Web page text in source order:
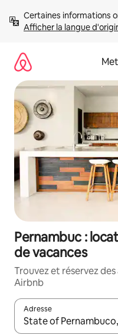
directement
Afficher la langue
Pernambuc :
de vacances
Trouvez et réservez
Airbnb
Adresse
Lorsque les résultats